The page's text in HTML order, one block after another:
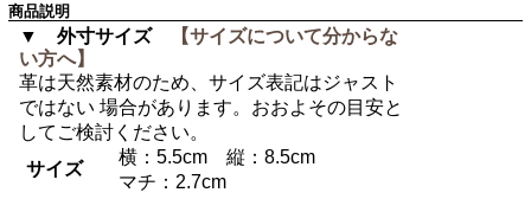
商品説明
▼ 外寸サイズ
【サイズについて分からな
い方へ】
革は天然素材のため、サイズ表記はジャスト
ではない 場合があります。おおよその目安と
してご検討ください。
サイズ
横：5.5cm 縦：8.5cm
マチ：2.7cm